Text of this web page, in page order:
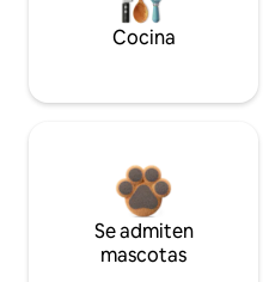
Cocina
Se admiten
mascotas